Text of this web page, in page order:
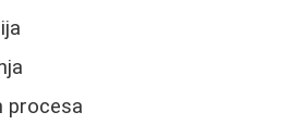
procesa